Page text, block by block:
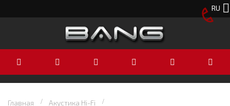
RU
Главная
Акустика Hi-Fi